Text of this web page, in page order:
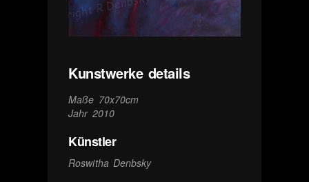
Kunstwerke details
Maße 70x70cm
Jahr 2010
Künstler
Roswitha Denbsky